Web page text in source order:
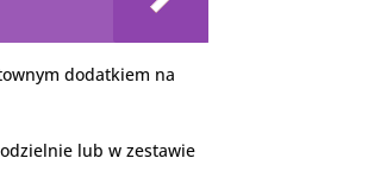
dodatkiem na
lub w zestawie